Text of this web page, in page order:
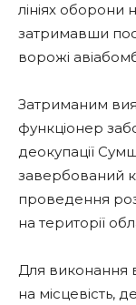
лініях оборони
затримавши
ворожі
Затриманим
функціонер
деокупації
завербований
проведення
на території
Для виконання
на місцевість,